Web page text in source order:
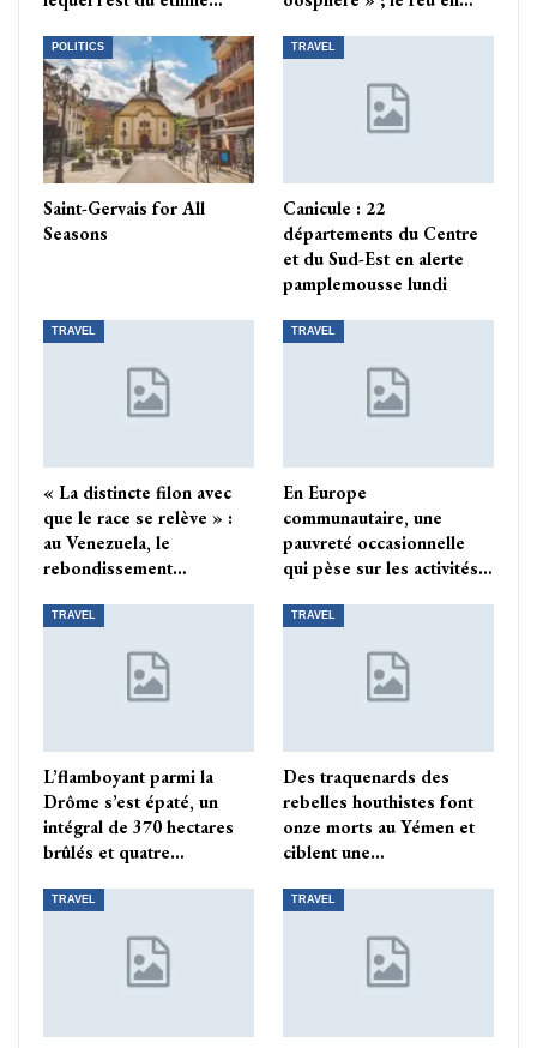
POLITICS
Saint-Gervais for All
Seasons
TRAVEL
Canicule : 22
départements du Centre
et du Sud-Est en alerte
pamplemousse lundi
TRAVEL
« La distincte filon avec
que le race se relève » :
au Venezuela, le
rebondissement…
TRAVEL
En Europe
communautaire, une
pauvreté occasionnelle
qui pèse sur les activités…
TRAVEL
L’flamboyant parmi la
Drôme s’est épaté, un
intégral de 370 hectares
brûlés et quatre…
TRAVEL
Des traquenards des
rebelles houthistes font
onze morts au Yémen et
ciblent une…
TRAVEL TRAVEL